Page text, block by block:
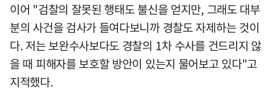
이어 "검찰의 잘못된 행태도 불신을 얻지만, 그래도 대부
분의 사건을 검사가 들여다보니까 경찰도 자제하는 것이
다. 저는 보완수사보다도 경찰의 1차 수사를 건드리지 않
을 때 피해자를 보호할 방안이 있는지 물어보고 있다"고
지적했다.